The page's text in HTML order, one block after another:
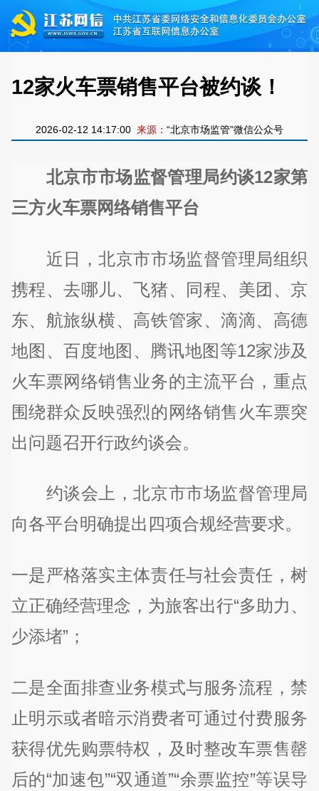
12家火车票销售平台被约谈！
2026-02-12 14:17:00 来源： “北京市场监管”微信公众号
北京市市场监督管理局约谈12家第
三方火车票网络销售平台
近日，北京市市场监督管理局组织
携程、去哪儿、飞猪、同程、美团、京
东、航旅纵横、高铁管家、滴滴、高德
地图、百度地图、腾讯地图等12家涉及
火车票网络销售业务的主流平台，重点
围绕群众反映强烈的网络销售火车票突
出问题召开行政约谈会。
约谈会上，北京市市场监督管理局
向各平台明确提出四项合规经营要求。
一是严格落实主体责任与社会责任，树
立正确经营理念，为旅客出行“多助力、
少添堵”；
二是全面排查业务模式与服务流程，禁
止明示或者暗示消费者可通过付费服务
获得优先购票特权，及时整改车票售罄
后的“加速包”“双通道”“余票监控”等误导